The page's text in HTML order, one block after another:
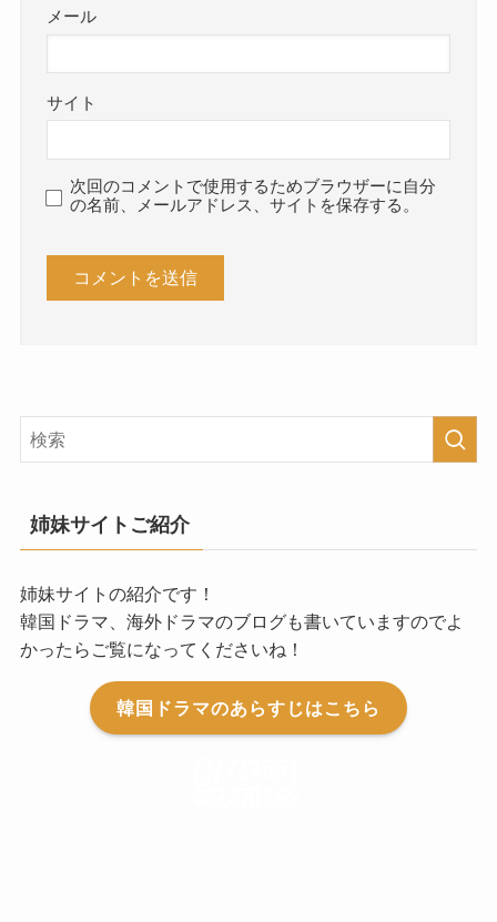
メール
サイト
次回のコメントで使用するためブラウザーに自分
の名前、メールアドレス、サイトを保存する。
姉妹サイトご紹介
姉妹サイトの紹介です！
韓国ドラマ、海外ドラマのブログも書いていますのでよ
かったらご覧になってくださいね！
韓国ドラマのあらすじはこちら